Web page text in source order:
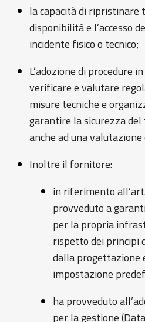
la capacità di
disponibilità e l’accesso
incidente fisico o tecnico;
L’adozione di procedure
verificare e valutare
misure tecniche e
garantire la sicurezza
anche ad una valutazione
Inoltre il fornitore:
in riferimento
provveduto a
per la propria
rispetto dei principi
dalla progettazione
impostazione
ha provveduto
per la gestione